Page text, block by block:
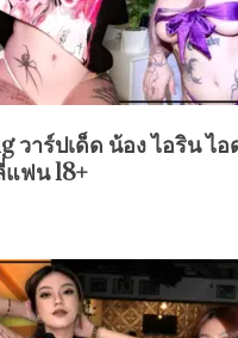
าร์ปเด็ด น้อง ไอริน ไอ
ฟน 18+